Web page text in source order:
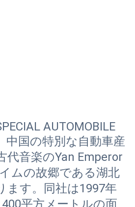
AUTOMOBILE
中国の特別な自動車産
代音楽のYan Emperor
ムの故郷である湖北
ます。同社は1997年
平方メートルの面